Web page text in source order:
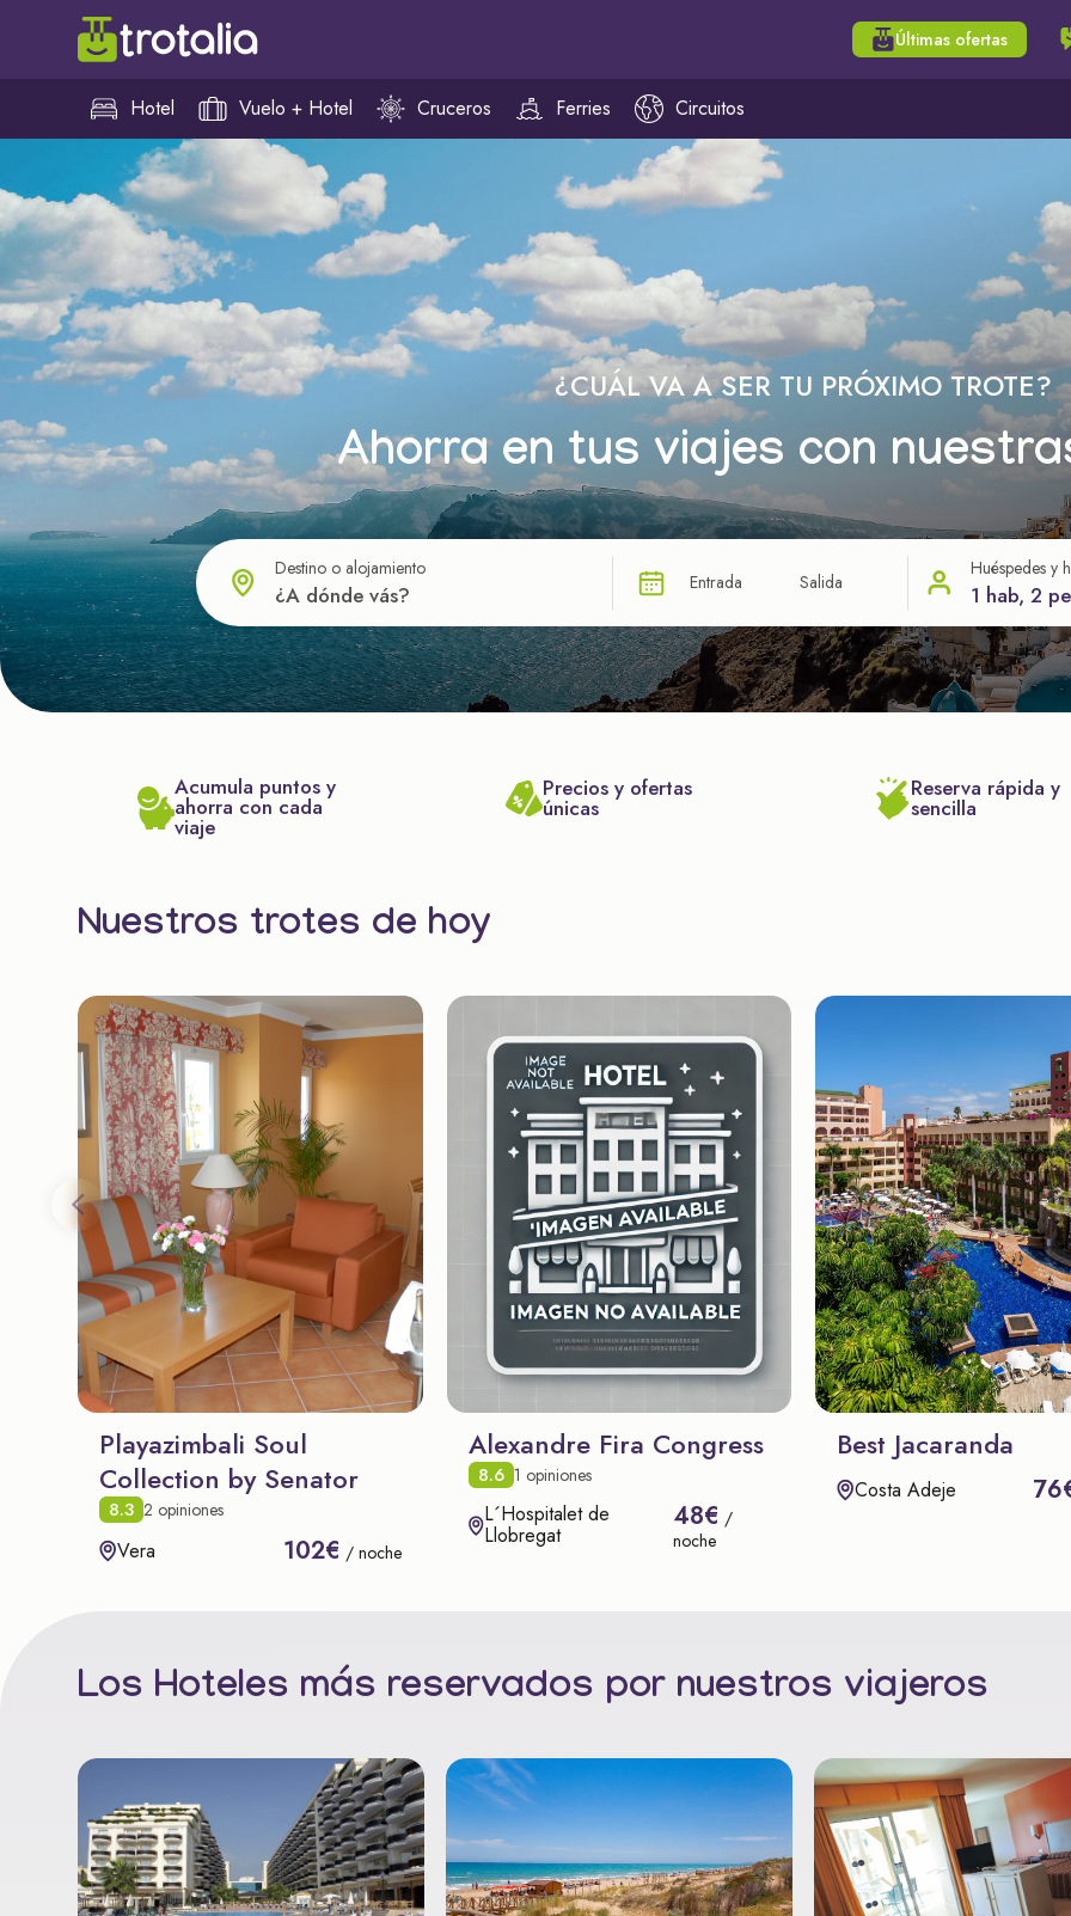
Últimas ofertas
Hotel Vuelo + Hotel Cruceros Ferries Circuitos
¿CUÁL VA A SER TU PRÓXIMO TROTE?
Ahorra en tus viajes con
Destino o alojamiento
Entrada Salida
Huéspedes y
1 hab, 2
Acumula puntos y
ahorra con cada
viaje
Precios y ofertas
únicas
Reserva rápida y
sencilla
Nuestros trotes de hoy
Playazimbali Soul
Collection by Senator
8.3 2 opiniones
Vera 102€ / noche
Alexandre Fira Congress
8.6 1 opiniones
L´Hospitalet de
Llobregat
48€ /
noche
Best Jacaranda
Costa Adeje
Los Hoteles más reservados por nuestros viajeros